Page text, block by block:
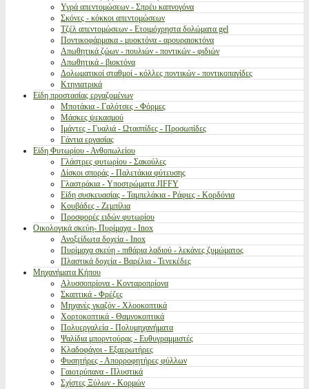
Υγρά απεντομώσεων - Σπρέυ καπνογόνα
Σκόνες - κόκκοι απεντομώσεων
Τζέλ απεντομώσεων - Ετοιμόχρηστα δολώματα gel
Ποντικοφάρμακα - μυοκτόνα - αρουραιοκτόνα
Απωθητικά ζώων - πουλιών - ποντικών - φιδιών
Απωθητικά - βιοκτόνα
Δολωματικοί σταθμοί - κόλλες ποντικών - ποντικοπαγίδες
Κτηνιατρικά
Είδη προστασίας εργαζομένων
Μποτάκια - Γαλότσες - Φόρμες
Μάσκες ψεκασμού
Ιμάντες - Γυαλιά - Ωτασπίδες - Προσωπίδες
Γάντια εργασίας
Είδη Φυτωρίου - Ανθοπωλείου
Γλάστρες φυτωρίου - Σακούλες
Δίσκοι σποράς - Παλετάκια φύτευσης
Γλαστράκια - Υποστρώματα JIFFY
Είδη συσκευασίας - Ταμπελάκια - Ράφιες - Κορδόνια
Κουβάδες - Ζεμπίλια
Προσφορές ειδών φυτωρίου
Οικολογικά σκεύη- Πυρίμαχα - Inox
Ανοξείδωτα δοχεία - Inox
Πυρίμαχα σκεύη - πιθάρια λαδιού - λεκάνες ζυμώματος
Πλαστικά δοχεία - Βαρέλια - Τενεκέδες
Μηχανήματα Κήπου
Αλυσσοπρίονα - Κονταροπρίονα
Σκαπτικά - Φρέζες
Μηχανές γκαζόν - Χλοοκοπτικά
Χορτοκοπτικά - Θαμνοκοπτικά
Πολυεργαλεία - Πολυμηχανήματα
Ψαλίδια μπορντούρας - Ευθυγραμμιστές
Κλαδοφάγοι - Εξαερωτήρες
Φυσητήρες - Απορροφητήρες φύλλων
Γαιοτρύπανα - Πλυστικά
Σχίστες Ξύλων - Κορμών